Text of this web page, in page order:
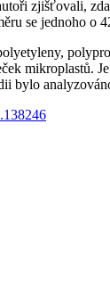
zjišťovali,
se jednoho o
mikroplastů.
bylo